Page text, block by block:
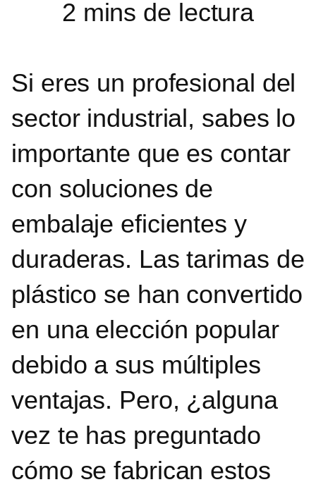
Si eres un profesional del
sector industrial, sabes lo
importante que es contar
con soluciones de
embalaje eficientes y
duraderas. Las tarimas de
plástico se han convertido
en una elección popular
debido a sus múltiples
ventajas. Pero, ¿alguna
vez te has preguntado
cómo se fabrican estos